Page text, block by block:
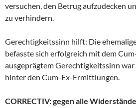
versuchen, den Betrug aufzudecken
zu verhindern.
Gerechtigkeitssinn hilft: Die
befasste sich erfolgreich mit dem
ausgeprägtem Gerechtigkeitssinn
hinter den Cum-Ex-Ermittlungen.
CORRECTIV: gegen alle